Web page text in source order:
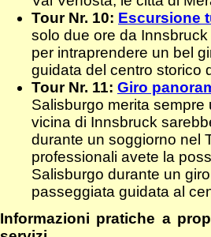
Tour Nr. 10: Escursione
solo due ore da
per intraprendere un bel
guidata del centro storico
Tour Nr. 11: Giro
Salisburgo merita
vicina di Innsbruck
durante un soggiorno nel
professionali avete la
Salisburgo durante un
passeggiata guidata al
Informazioni pratiche a